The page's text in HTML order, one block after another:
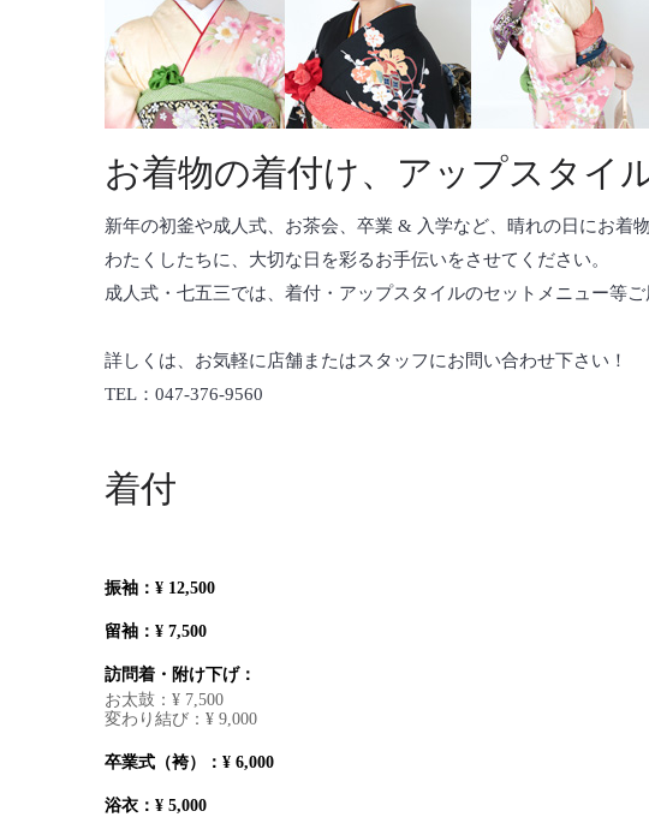
お着物の着付け、アップスタイ
新年の初釜や成人式、お茶会、卒業 & 入学など、晴れの日にお着
わたくしたちに、大切な日を彩るお手伝いをさせてください。
成人式・七五三では、着付・アップスタイルのセットメニュー等ご
詳しくは、お気軽に店舗またはスタッフにお問い合わせ下さい！
TEL：047-376-9560
着付
振袖： ¥ 12,500
留袖： ¥ 7,500
訪問着・附け下げ：
お太鼓： ¥ 7,500
変わり結び： ¥ 9,000
卒業式（袴）： ¥ 6,000
浴衣： ¥ 5,000